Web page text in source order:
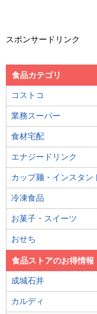
スポンサードリンク
食品カテゴリ
コストコ
業務スーパー
食材宅配
エナジードリンク
カップ麺・インスタン
冷凍食品
お菓子・スイーツ
おせち
食品ストアのお得情報
成城石井
カルディ